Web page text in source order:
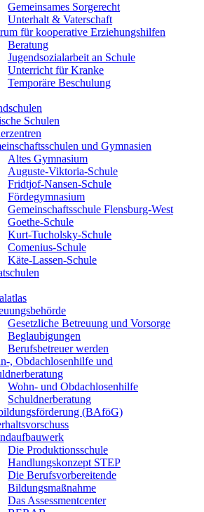
Gemeinsames Sorgerecht
Unterhalt & Vaterschaft
für kooperative Erziehungshilfen
Beratung
Jugendsozialarbeit an Schule
Unterricht für Kranke
Temporäre Beschulung
Schulen
und Gymnasien
Altes Gymnasium
Auguste-Viktoria-Schule
Fridtjof-Nansen-Schule
Fördegymnasium
Gemeinschaftsschule Flensburg-West
Goethe-Schule
Kurt-Tucholsky-Schule
Comenius-Schule
Käte-Lassen-Schule
Gesetzliche Betreuung und Vorsorge
Beglaubigungen
Berufsbetreuer werden
, Obdachlosenhilfe und
Wohn- und Obdachlosenhilfe
Schuldnerberatung
(BAföG)
Die Produktionsschule
Handlungskonzept STEP
Die Berufsvorbereitende
Bildungsmaßnahme
Das Assessmentcenter